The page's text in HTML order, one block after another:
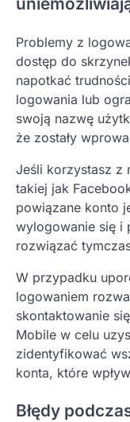
Problemy z
dostęp do
napotkać
logowania lub
swoją nazwę
że zostały
Jeśli korzystasz z
takiej jak
powiązane konto
wylogowanie się i
rozwiązać
W przypadku
logowaniem
skontaktowanie
Mobile w celu
zidentyfikować
konta, które
Błędy